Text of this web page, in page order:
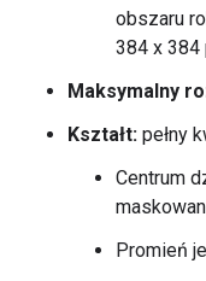
obszaru
384 x 384
Maksymalny
Kształt: pełny
Centrum
Promień